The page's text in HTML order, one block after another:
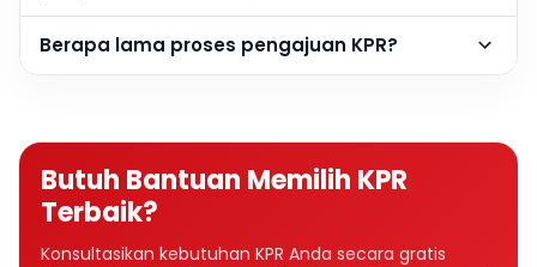
Berapa lama proses pengajuan KPR?
Butuh Bantuan Memilih KPR
Terbaik?
Konsultasikan kebutuhan KPR Anda secara gratis